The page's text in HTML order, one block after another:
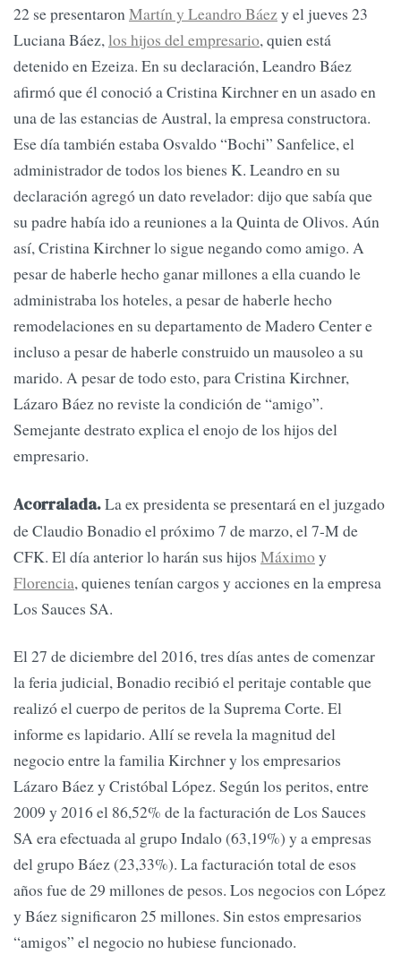
22 se presentaronMartín y Leandro Báezy el jueves 23
Luciana Báez,los hijos del empresario, quien está
detenido en Ezeiza. En su declaración, Leandro Báez
afirmó que él conoció a Cristina Kirchner en un asado en
una de las estancias de Austral, la empresa constructora.
Ese día también estaba Osvaldo “Bochi” Sanfelice, el
administrador de todos los bienes K. Leandro en su
declaración agregó un dato revelador: dijo que sabía que
su padre había ido a reuniones a la Quinta de Olivos. Aún
así, Cristina Kirchner lo sigue negando como amigo. A
pesar de haberle hecho ganar millones a ella cuando le
administraba los hoteles, a pesar de haberle hecho
remodelaciones en su departamento de Madero Center e
incluso a pesar de haberle construido un mausoleo a su
marido. A pesar de todo esto, para Cristina Kirchner,
Lázaro Báez no reviste la condición de “amigo”.
Semejante destrato explica el enojo de los hijos del
empresario.
Acorralada.La ex presidenta se presentará en el juzgado
de Claudio Bonadio el próximo 7 de marzo, el 7-M de
CFK. El día anterior lo harán sus hijos Máximoy
Florencia, quienes tenían cargos y acciones en la empresa
Los Sauces SA.
El 27 de diciembre del 2016, tres días antes de comenzar
la feria judicial, Bonadio recibió el peritaje contable que
realizó el cuerpo de peritos de la Suprema Corte. El
informe es lapidario. Allí se revela la magnitud del
negocio entre la familia Kirchner y los empresarios
Lázaro Báez y Cristóbal López. Según los peritos, entre
2009 y 2016 el 86,52% de la facturación de Los Sauces
SA era efectuada al grupo Indalo (63,19%) y a empresas
del grupo Báez (23,33%). La facturación total de esos
años fue de 29 millones de pesos. Los negocios con López
y Báez significaron 25 millones. Sin estos empresarios
“amigos” el negocio no hubiese funcionado.